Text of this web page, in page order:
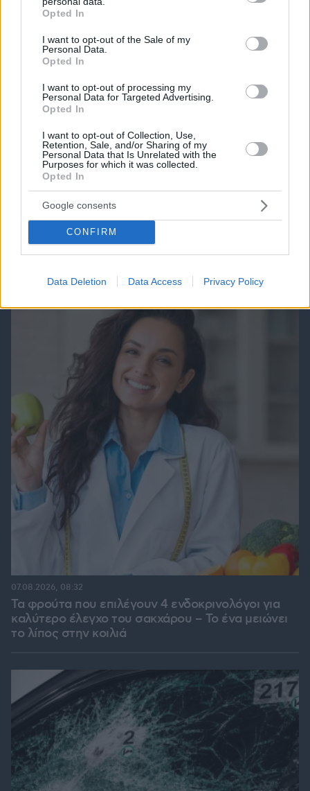
grant or deny consent to Google and its third-party tags to
use your data for below specified purposes in below Google
consent section.
Opted In
I want to opt-out of the Sale of my
Personal Data.
Opted In
I want to opt-out of processing my
Personal Data for Targeted Advertising.
Opted In
I want to opt-out of Collection, Use,
Retention, Sale, and/or Sharing of my
Personal Data that Is Unrelated with the
Purposes for which it was collected.
Opted In
Google consents
CONFIRM
Data Deletion Data Access Privacy Policy
Games
Cut The Rope Northern Heights Candy
ΔΕΙΤΕ ΟΛΑ ΤΑ GAMES
Τα φρούτα που επιλέγουν 4 ενδοκρινολόγοι για
καλύτερο έλεγχο του σακχάρου – Το ένα μειώνει
το λίπος στην κοιλιά
07.08.2026, 08:32